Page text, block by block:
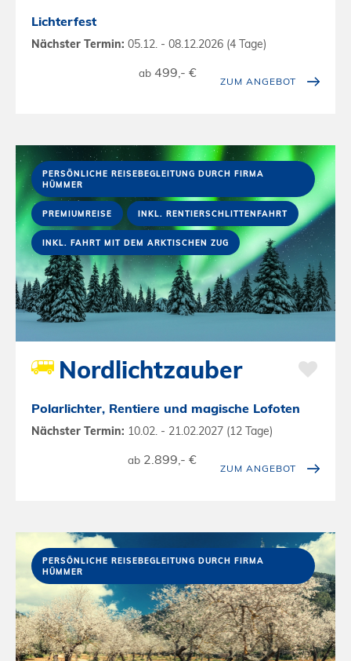
Lichterfest
Nächster Termin: 05.12. - 08.12.2026 (4 Tage)
ab 499,- €
ZUM ANGEBOT
PERSÖNLICHE REISEBEGLEITUNG DURCH FIRMA
HÜMMER
PREMIUMREISE INKL. RENTIERSCHLITTENFAHRT
INKL. FAHRT MIT DEM ARKTISCHEN ZUG
Nordlichtzauber
Polarlichter, Rentiere und magische Lofoten
Nächster Termin: 10.02. - 21.02.2027 (12 Tage)
ab 2.899,- €
ZUM ANGEBOT
PERSÖNLICHE REISEBEGLEITUNG DURCH FIRMA
HÜMMER